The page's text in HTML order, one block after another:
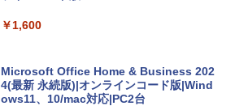
￥129,800
Apple 2026 MacBook Air M5チップ搭載
13インチノートブック：AIとApple Intell
igence、13.6インチLiquid Retinaディ
￥1,600
Microsoft Office Home & Business 202
4(最新 永続版)|オンラインコード版|Wind
ows11、10/mac対応|PC2台